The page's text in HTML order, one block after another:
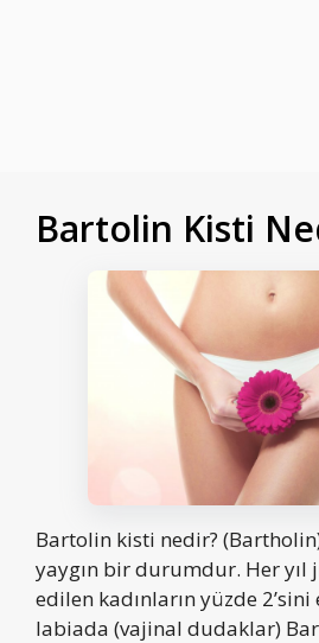
Bartolin Kisti
Bartolin kisti nedir?
yaygın bir durumdur. Her yıl
edilen kadınların yüzde
labiada (vajinal dudaklar)